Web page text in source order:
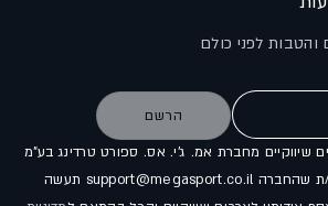
והטבות לפני כולם
הרשם
שיווקיים מחברת אמ. ג'י. אס. ספורט טרדינג בע"מ
(להלן: "החברה"). אני מאשר/ת שהחברה support@megasport.co.il תעשה